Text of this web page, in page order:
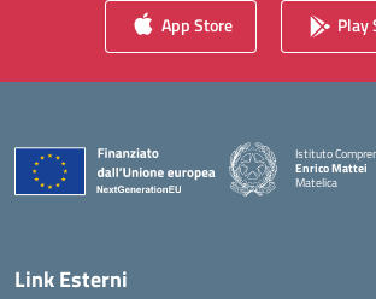
App Store Play
Istituto
Enrico Mattei
Matelica
Link Esterni